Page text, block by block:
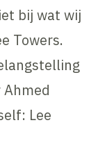
bij wat wij
Towers.
Lee